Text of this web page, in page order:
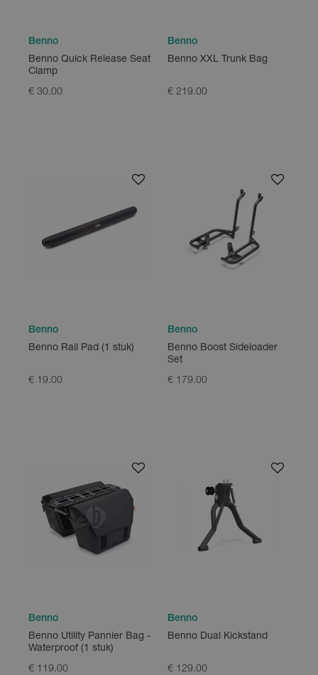
Benno
Benno Quick Release Seat
Clamp
€ 30.00
Benno
Benno XXL Trunk Bag
€ 219.00
Benno
Benno Rail Pad (1 stuk)
€ 19.00
Benno
Benno Boost Sideloader
Set
€ 179.00
Benno
Benno Utility Pannier Bag -
Waterproof (1 stuk)
€ 119.00
Benno
Benno Dual Kickstand
€ 129.00